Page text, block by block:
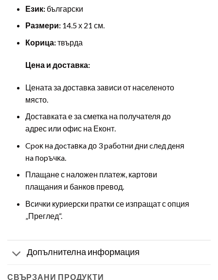
Език:български
Размери:14.5 х 21 см.
Корица:твърда
Цена и доставка:
Цената за доставка зависи от населеното
място.
Доставката е за сметка на получателя до
адрес или офис на Еконт.
Cpoĸ нa дocтaвĸa до 3 paбoтни дни cлeд дeня
нa пopъчĸa.
Плащане с наложен платеж, картови
плащания и банков превод.
Всички куриерски пратки се изпращат с опция
„Преглед“.
Допълнителна информация
СВЪРЗАНИ ПРОДУКТИ